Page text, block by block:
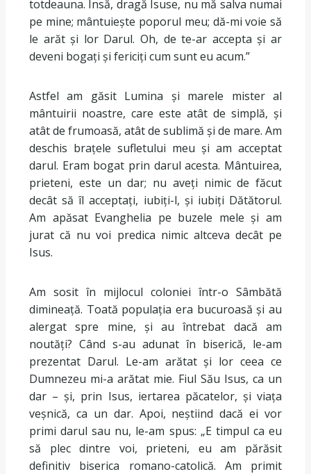
totdeauna. Însă, dragă Isuse, nu mă salva numai
pe mine; mântuiește poporul meu; dă-mi voie să
le arăt și lor Darul. Oh, de te-ar accepta și ar
deveni bogați și fericiți cum sunt eu acum.”
Astfel am găsit Lumina și marele mister al
mântuirii noastre, care este atât de simplă, și
atât de frumoasă, atât de sublimă și de mare. Am
deschis brațele sufletului meu și am acceptat
darul. Eram bogat prin darul acesta. Mântuirea,
prieteni, este un dar; nu aveți nimic de făcut
decât să îl acceptați, iubiți-l, și iubiți Dătătorul.
Am apăsat Evanghelia pe buzele mele și am
jurat că nu voi predica nimic altceva decât pe
Isus.
Am sosit în mijlocul coloniei într-o Sâmbătă
dimineață. Toată populația era bucuroasă și au
alergat spre mine, și au întrebat dacă am
noutăți? Când s-au adunat în biserică, le-am
prezentat Darul. Le-am arătat și lor ceea ce
Dumnezeu mi-a arătat mie. Fiul Său Isus, ca un
dar – și, prin Isus, iertarea păcatelor, și viața
veșnică, ca un dar. Apoi, neștiind dacă ei vor
primi darul sau nu, le-am spus: „E timpul ca eu
să plec dintre voi, prieteni, eu am părăsit
definitiv biserica romano-catolică. Am primit